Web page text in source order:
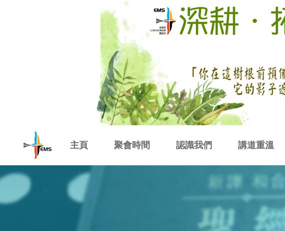
基
督
教
主頁 聚會時間 認識我們
教會信仰
教會歷史
教會同工
講道重溫